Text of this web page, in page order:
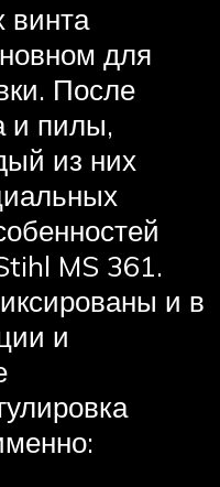
винта
для
После
и пилы,
из них
MS 361.
и в
и